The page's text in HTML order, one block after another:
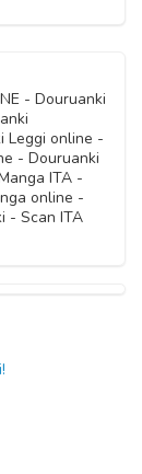
- Douruanki
Leggi online -
- Douruanki
ITA -
online -
- Scan ITA